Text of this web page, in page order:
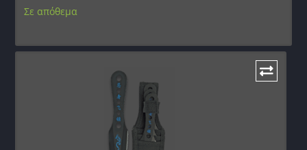
Σε απόθεμα